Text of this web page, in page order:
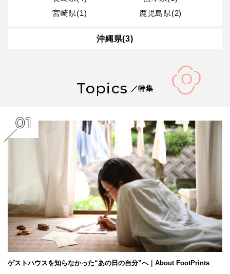
宮崎県(1)
鹿児島県(2)
沖縄県(3)
Topics ／特集
ゲストハウスを知らなかった“あの日の自分”へ｜About FootPrints